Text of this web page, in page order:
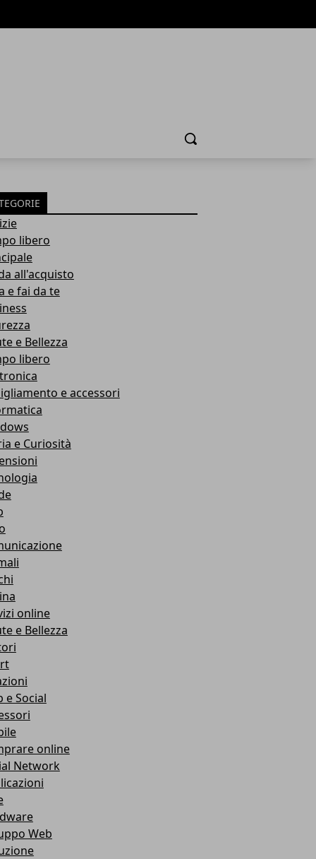
Cerca
libero
all'acquisto
e fai da te
e Bellezza
libero
e accessori
e Curiosità
online
e Bellezza
e Social
online
Network
Web